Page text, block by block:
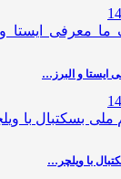
ایستا و البرز…
با ویلچر…